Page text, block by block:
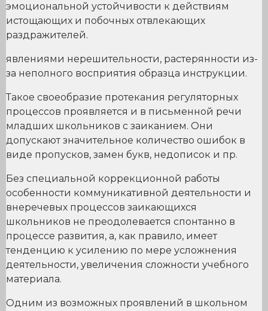
эмоциональной устойчивости к действиям
истощающих и побочных отвлекающих
раздражителей.
явлениями нерешительности, растерянности из-
за неполного восприятия образца инструкции.
Такое своеобразие протекания регуляторных
процессов проявляется и в письменной речи
младших школьников с заиканием. Они
допускают значительное количество ошибок в
виде пропусков, замен букв, недописок и пр.
Без специальной коррекционной работы
особенности коммуникативной деятельности и
внеречевых процессов заикающихся
школьников не преодолевается спонтанно в
процессе развития, а, как правило, имеет
тенденцию к усилению по мере усложнения
деятельности, увеличения сложности учебного
материала.
Одним из возможных проявлений в школьном